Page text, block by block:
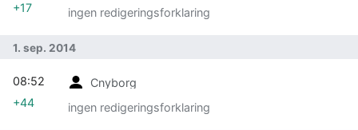
ingen redigeringsforklaring
+17
1. sep. 2014
Cnyborg
ingen redigeringsforklaring
08:52
+44